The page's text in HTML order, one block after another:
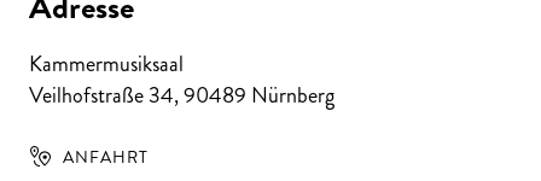
Kammermusiksaal
Veilhofstraße 34,90489 Nürnberg
ANFAHRT